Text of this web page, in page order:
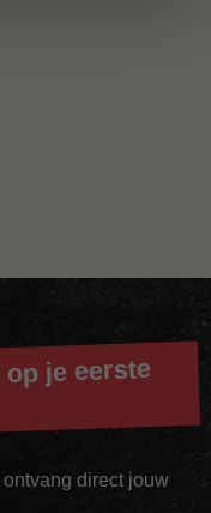
je eerste
direct jouw